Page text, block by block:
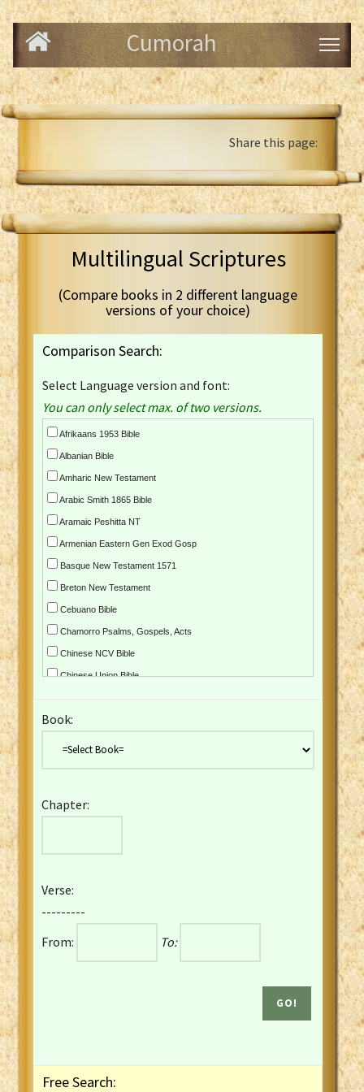
Cumorah
Share this page:
Multilingual Scriptures
(Compare books in 2 different language
versions of your choice)
Comparison Search:
Select Language version and font:
You can only select max. of two versions.
Afrikaans 1953 Bible
Albanian Bible
Amharic New Testament
Arabic Smith 1865 Bible
Aramaic Peshitta NT
Armenian Eastern Gen Exod Gosp
Basque New Testament 1571
Breton New Testament
Cebuano Bible
Chamorro Psalms, Gospels, Acts
Chinese NCV Bible
Chinese Union Bible
Czech Kralicka Bible
English YLT 1898 Bible
French Darby Bible
French Louis Segond Bible
Gaelic (Manx) Selections
Gaelic (Scottish) Mark
Book:
Chapter:
Verse:
---------
From:
To:
Free Search: